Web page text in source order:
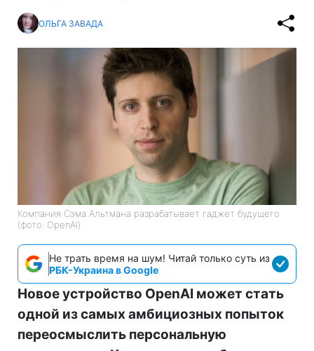
ОЛЬГА ЗАВАДА
Компания Сэма Альтмана разрабатывает гаджет будущего
(фото: OpenAI)
Не трать время на шум! Читай только суть из
РБК-Украина в Google
Новое устройство OpenAI может стать
одной из самых амбициозных попыток
переосмыслить персональную